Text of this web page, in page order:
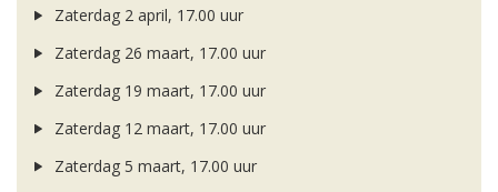
Zaterdag 2 april, 17.00 uur
Zaterdag 26 maart, 17.00 uur
Zaterdag 19 maart, 17.00 uur
Zaterdag 12 maart, 17.00 uur
Zaterdag 5 maart, 17.00 uur